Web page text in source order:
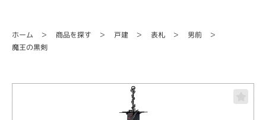
ホーム 商品を探す 戸建 表札 男前
魔王の黒剣